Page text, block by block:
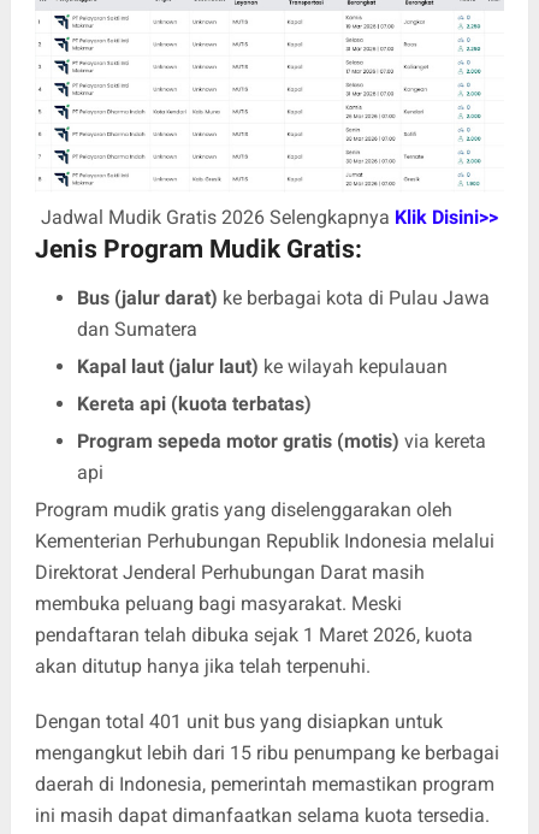
Jadwal Mudik Gratis 2026 Selengkapnya Klik Disini>>
Jenis Program Mudik Gratis:
Bus (jalur darat) ke berbagai kota di Pulau Jawa
dan Sumatera
Kapal laut (jalur laut) ke wilayah kepulauan
Kereta api (kuota terbatas)
Program sepeda motor gratis (motis) via kereta
api
Program mudik gratis yang diselenggarakan oleh
Kementerian Perhubungan Republik Indonesia melalui
Direktorat Jenderal Perhubungan Darat masih
membuka peluang bagi masyarakat. Meski
pendaftaran telah dibuka sejak 1 Maret 2026, kuota
akan ditutup hanya jika telah terpenuhi.
Dengan total 401 unit bus yang disiapkan untuk
mengangkut lebih dari 15 ribu penumpang ke berbagai
daerah di Indonesia, pemerintah memastikan program
ini masih dapat dimanfaatkan selama kuota tersedia.